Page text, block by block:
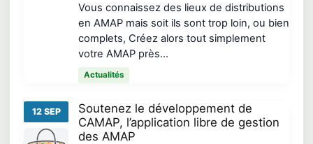
Vous connaissez des lieux de distributions
en AMAP mais soit ils sont trop loin, ou bien
complets, Créez alors tout simplement
votre AMAP près…
Actualités
12 SEP
Soutenez le développement de
CAMAP, l’application libre de gestion
des AMAP